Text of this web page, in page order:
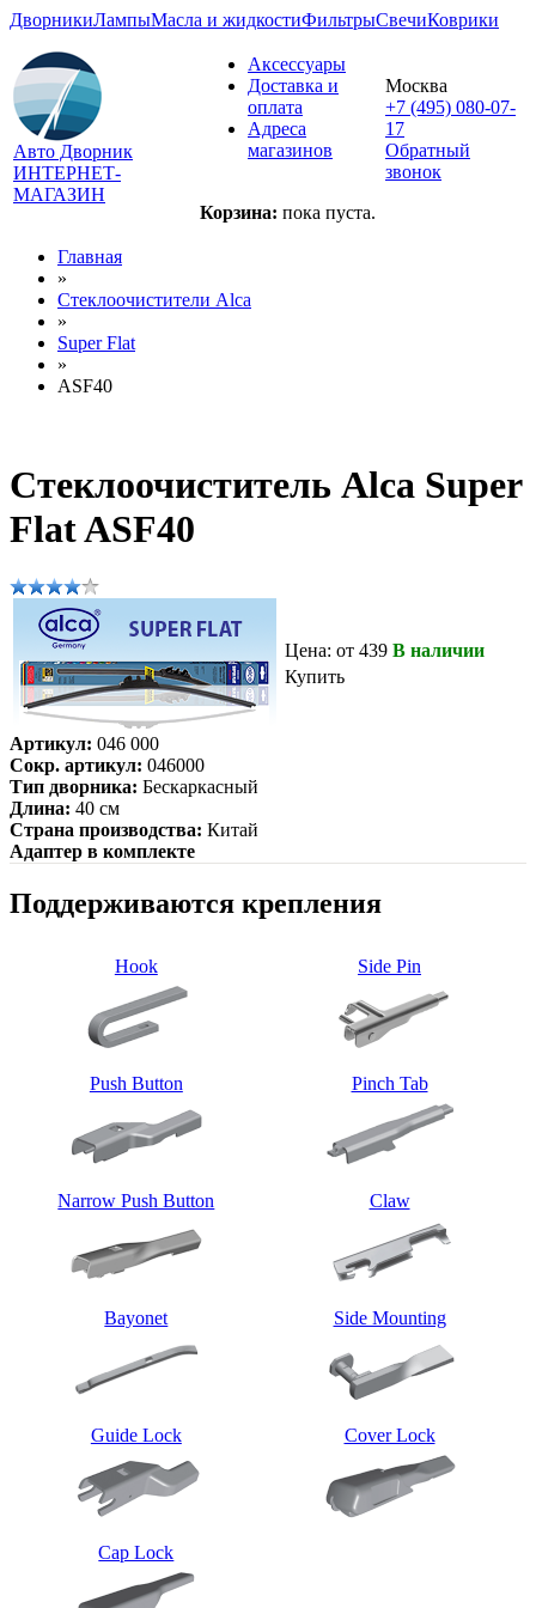
ДворникиЛампыМасла и жидкостиФильтрыСвечиКоврики
Авто Дворник
ИНТЕРНЕТ-
МАГАЗИН
Аксессуары
Доставка и
оплата
Адреса
магазинов
Корзина: пока пуста.
Москва
+7 (495) 080-07-
17
Обратный
звонок
Главная
»
Стеклоочистители Alca
»
Super Flat
»
ASF40
Стеклоочиститель Alca Super
Flat ASF40
Цена: от 439 В наличии
Купить
Артикул: 046 000
Сокр. артикул: 046000
Тип дворника: Бескаркасный
Длина: 40 см
Страна производства: Китай
Адаптер в комплекте
Поддерживаются крепления
Hook Side Pin
Push Button Pinch Tab
Narrow Push Button Claw
Bayonet Side Mounting
Guide Lock Cover Lock
Cap Lock